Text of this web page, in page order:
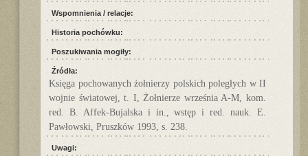
Wspomnienia / relacje:
Historia pochówku:
Poszukiwania mogiły:
Źródła:
Księga pochowanych żołnierzy polskich poległych w II
wojnie światowej, t. I, Żołnierze września A-M, kom.
red. B. Affek-Bujalska i in., wstęp i red. nauk. E.
Pawłowski, Pruszków 1993, s. 238.
Uwagi: